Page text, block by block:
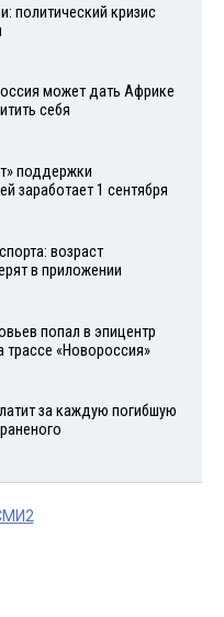
политический кризис
может дать Африке
себя
поддержки
заработает 1 сентября
возраст
в приложении
попал в эпицентр
«Новороссия»
за каждую погибшую